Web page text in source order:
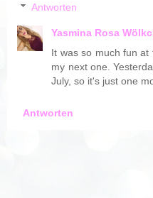
Antworten
Yasmina Rosa
It was so much fun at
my next one.
July, so it's just one
Antworten